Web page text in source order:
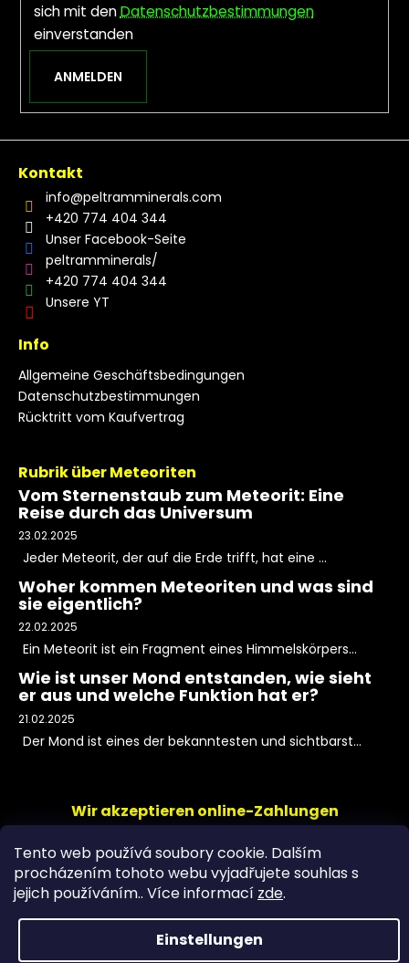
Tento web používá soubory cookie. Dalším
procházením tohoto webu vyjadřujete souhlas s
jejich používáním.. Více informací zde.
Einstellungen
sich mit denDatenschutzbestimmungen
einverstanden
ANMELDEN
Kontakt
info@peltramminerals.com
+420 774 404 344
Unser Facebook-Seite
peltramminerals/
+420 774 404 344
Unsere YT
Info
Allgemeine Geschäftsbedingungen
Datenschutzbestimmungen
Rücktritt vom Kaufvertrag
Rubrik über Meteoriten
Vom Sternenstaub zum Meteorit: Eine
Reise durch das Universum
23.02.2025
Jeder Meteorit, der auf die Erde trifft, hat eine ...
Woher kommen Meteoriten und was sind
sie eigentlich?
22.02.2025
Ein Meteorit ist ein Fragment eines Himmelskörpers...
Wie ist unser Mond entstanden, wie sieht
er aus und welche Funktion hat er?
21.02.2025
Der Mond ist eines der bekanntesten und sichtbarst...
Wir akzeptieren online-Zahlungen